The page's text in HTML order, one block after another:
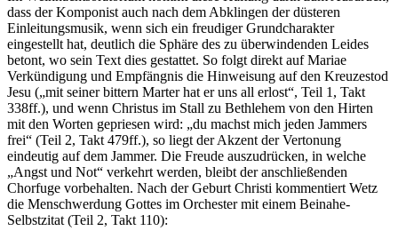
dass der Komponist auch nach dem Abklingen der düsteren
Einleitungsmusik, wenn sich ein freudiger Grundcharakter
eingestellt hat, deutlich die Sphäre des zu überwindenden Leides
betont, wo sein Text dies gestattet. So folgt direkt auf Mariae
Verkündigung und Empfängnis die Hinweisung auf den Kreuzestod
Jesu („mit seiner bittern Marter hat er uns all erlost“, Teil 1, Takt
338ff.), und wenn Christus im Stall zu Bethlehem von den Hirten
mit den Worten gepriesen wird: „du machst mich jeden Jammers
frei“ (Teil 2, Takt 479ff.), so liegt der Akzent der Vertonung
eindeutig auf dem Jammer. Die Freude auszudrücken, in welche
„Angst und Not“ verkehrt werden, bleibt der anschließenden
Chorfuge vorbehalten. Nach der Geburt Christi kommentiert Wetz
die Menschwerdung Gottes im Orchester mit einem Beinahe-
Selbstzitat (Teil 2, Takt 110):